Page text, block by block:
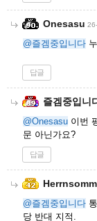
Onesasu
@즐겜중입니다
답글
즐겜중입니
@Onesasu 이번
문 아닌가요?
답글
@즐겜중입니다
당 반대 지적.